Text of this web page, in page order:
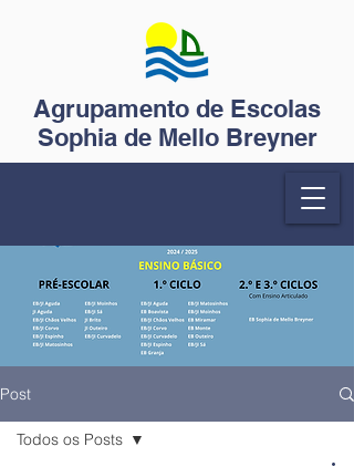
Agrupamento de Escolas
Sophia de Mello Breyner
Post
Todos os Posts